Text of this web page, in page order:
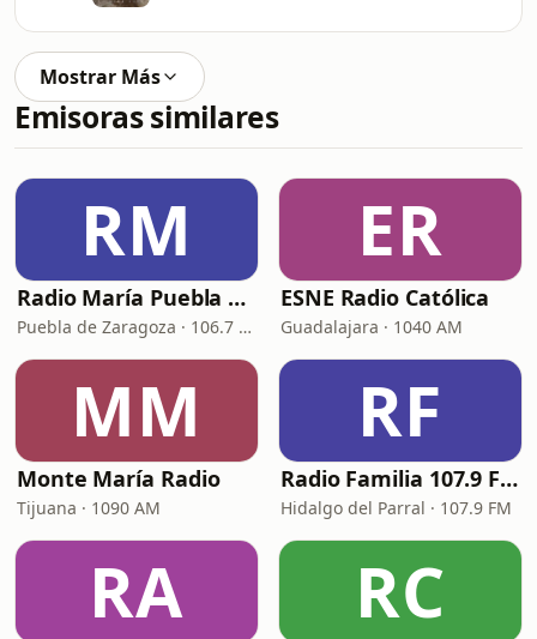
Mostrar Más
Emisoras similares
RM
Radio María Puebla de Zaragoza
Puebla de Zaragoza · 106.7 FM
ER
ESNE Radio Católica
Guadalajara · 1040 AM
MM
Monte María Radio
Tijuana · 1090 AM
RF
Radio Familia 107.9 FM
Hidalgo del Parral · 107.9 FM
RA RC